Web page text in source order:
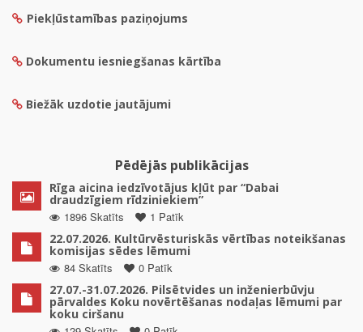
Piekļūstamības paziņojums
Dokumentu iesniegšanas kārtība
Biežāk uzdotie jautājumi
Pēdējās publikācijas
Rīga aicina iedzīvotājus kļūt par “Dabai
draudzīgiem rīdziniekiem”
1896 Skatīts
1 Patīk
22.07.2026. Kultūrvēsturiskās vērtības noteikšanas
komisijas sēdes lēmumi
84 Skatīts
0 Patīk
27.07.-31.07.2026. Pilsētvides un inženierbūvju
pārvaldes Koku novērtēšanas nodaļas lēmumi par
koku ciršanu